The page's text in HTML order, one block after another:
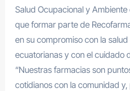
Salud Ocupacional y
que formar parte de
en su compromiso con la salud
ecuatorianas y con el cuidado
“Nuestras farmacias son
cotidianos con la comunidad y,